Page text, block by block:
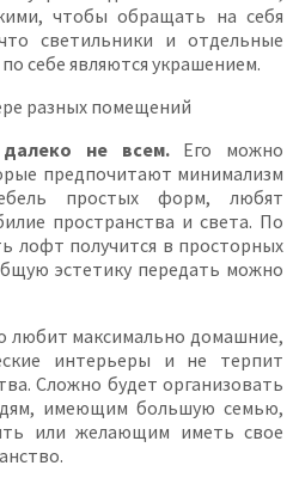
чтобы обращать на себя
светильники и отдельные
себе являются украшением.
разных помещений
не всем.Его можно
предпочитают минимализм
простых форм, любят
пространства и света. По
лофт получится в просторных
эстетику передать можно
любит максимально домашние,
интерьеры и не терпит
Сложно будет организовать
имеющим большую семью,
или желающим иметь свое